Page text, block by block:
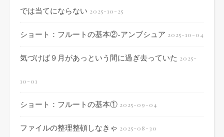
では当てにならない 2025-10-25
ショート：フルートの基本②-アンブシュア 2025-10-04
気づけば９月があっという間に過ぎ去っていた 2025-
10-01
ショート：フルートの基本① 2025-09-04
ファイルの整理整頓しなきゃ 2025-08-30